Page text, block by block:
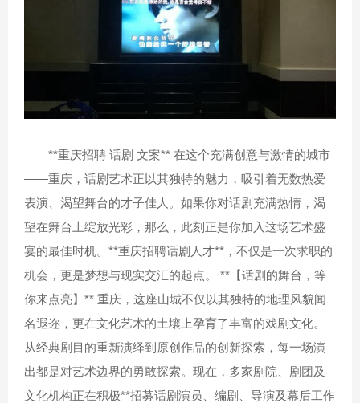
**重庆招聘 话剧 文案** 在这个充满创意与激情的城市
——重庆，话剧艺术正以其独特的魅力，吸引着无数热爱
表演、渴望舞台的才子佳人。如果你对话剧充满热情，渴
望在舞台上绽放光彩，那么，此刻正是你加入这场艺术盛
宴的最佳时机。**重庆招聘话剧人才**，不仅是一次求职的
机会，更是梦想与现实交汇的起点。 **【话剧的舞台，等
你来点亮】** 重庆，这座山城不仅以其独特的地理风貌闻
名遐迩，更在文化艺术的土壤上孕育了丰富的戏剧文化。
从经典剧目的重新演绎到原创作品的创新探索，每一场演
出都是对艺术边界的勇敢探索。现在，多家剧院、剧团及
文化机构正在积极**招募话剧演员、编剧、导演及幕后工作